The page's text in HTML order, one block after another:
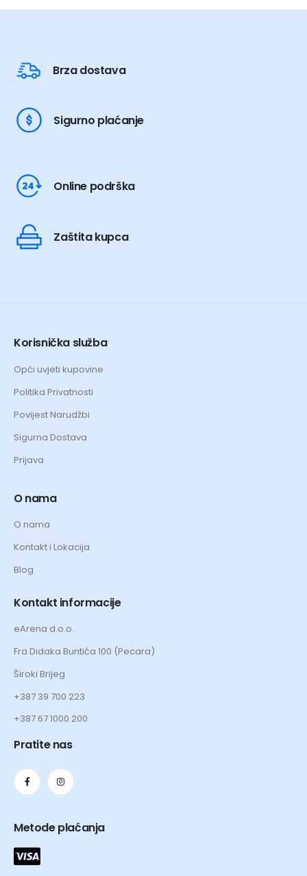
Brza dostava
Sigurno plaćanje
Online podrška
Zaštita kupca
Korisnička služba
Opći uvjeti kupovine
Politika Privatnosti
Povijest Narudžbi
Sigurna Dostava
Prijava
O nama
O nama
Kontakt i Lokacija
Blog
Kontakt informacije
eArena d.o.o.
Fra Didaka Buntića 100 (Pecara)
Široki Brijeg
+387 39 700 223
+387 67 1000 200
Pratite nas
Metode plaćanja